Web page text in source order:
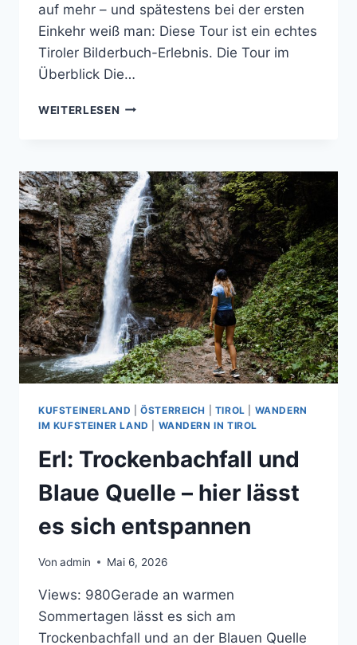
auf mehr – und spätestens bei der ersten
Einkehr weiß man: Diese Tour ist ein echtes
Tiroler Bilderbuch-Erlebnis. Die Tour im
Überblick Die…
WEITERLESEN WANDERUNG
HINTERSTEINER
SEE
–
ÜBER
STÖFFLHÜTTE
&
WALLERALM
KUFSTEINERLAND |ÖSTERREICH TIROL
WANDERN
IM KUFSTEINER LAND
WANDERN IN TIROL
Erl: Trockenbachfall und
Blaue Quelle – hier lässt
es sich entspannen
Von admin Mai 6, 2026
Views: 980Gerade an warmen
Sommertagen lässt es sich am
Trockenbachfall und an der Blauen Quelle